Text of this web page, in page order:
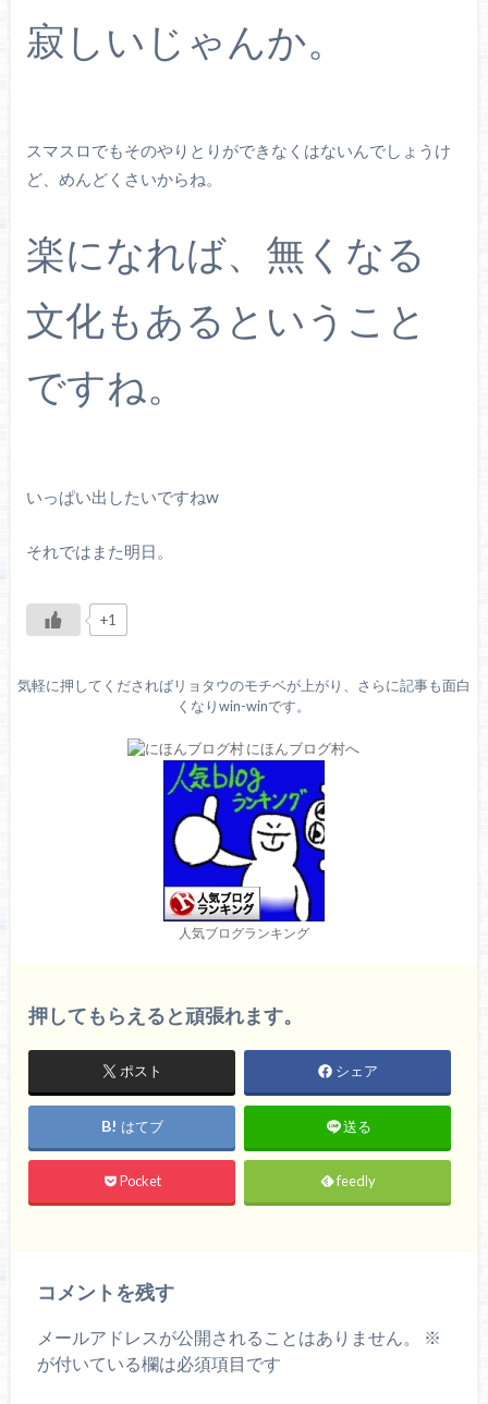
寂しいじゃんか。
スマスロでもそのやりとりができなくはないんでしょうけ
ど、めんどくさいからね。
楽になれば、無くなる
文化もあるということ
ですね。
いっぱい出したいですねw
それではまた明日。
+1
気軽に押してくださればリョタウのモチベが上がり、さらに記事も面白
くなりwin-winです。
人気ブログランキング
押してもらえると頑張れます。
ポスト シェア
はてブ 送る
Pocket feedly
コメントを残す
メールアドレスが公開されることはありません。
※
が付いている欄は必須項目です